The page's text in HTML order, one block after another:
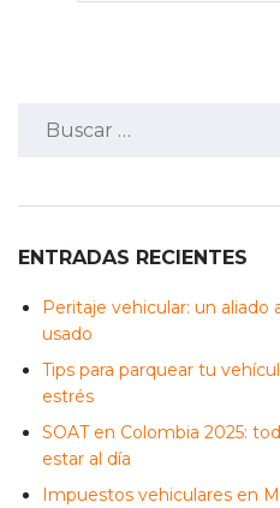
ENTRADAS RECIENTES
Peritaje vehicular: un aliado
usado
Tips para parquear tu
estrés
SOAT en Colombia 2025:
estar al día
Impuestos vehiculares en